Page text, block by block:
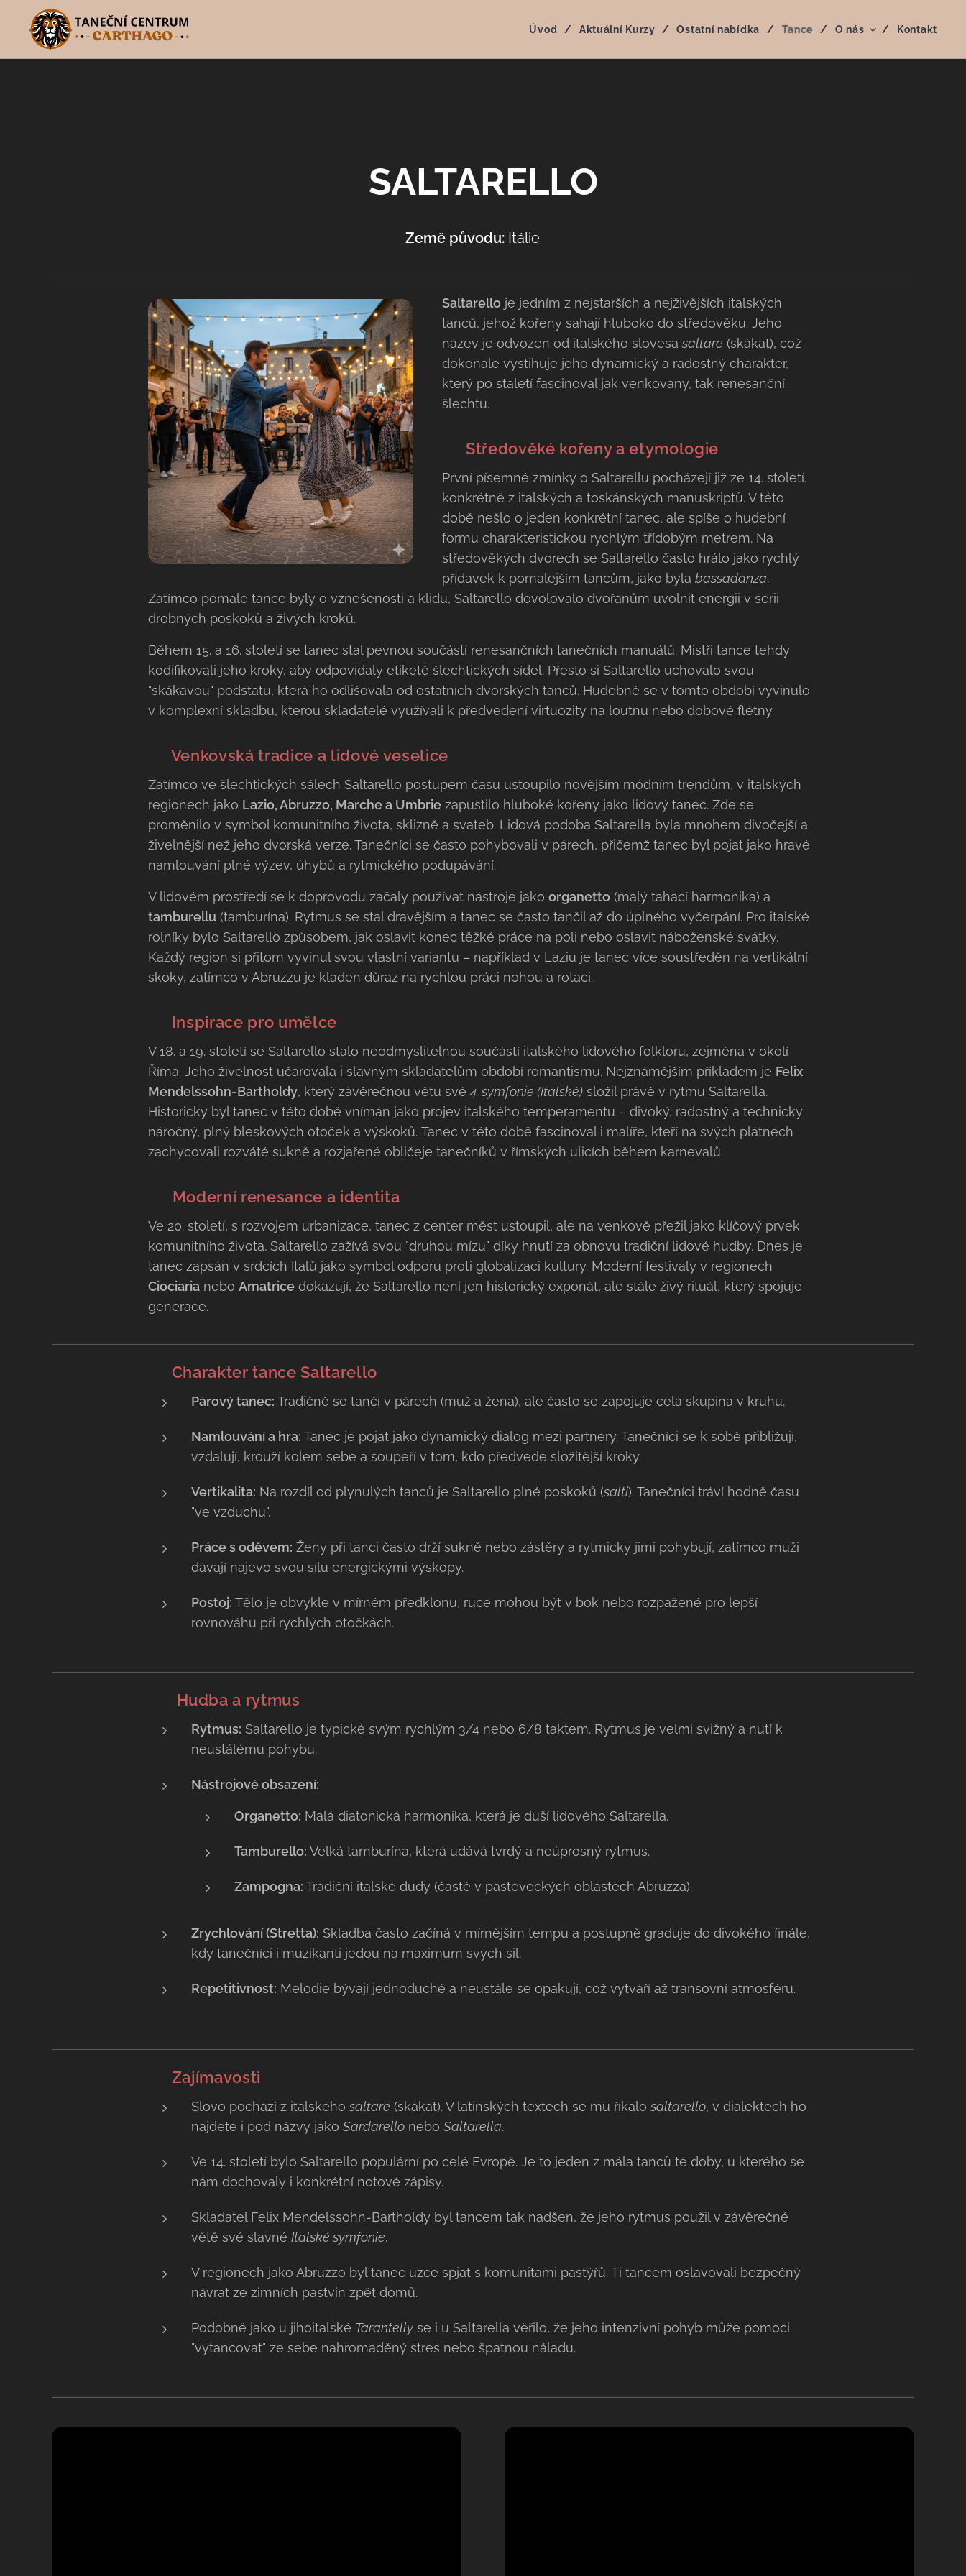
Úvod Aktuální Kurzy Ostatní nabídka Tance O nás Kontakt
SALTARELLO
Země původu:Itálie 🇮🇹
Saltarelloje jedním z nejstarších a nejživějších italských
tanců, jehož kořeny sahají hluboko do středověku. Jeho
název je odvozen od italského slovesa saltare (skákat), což
dokonale vystihuje jeho dynamický a radostný charakter,
který po staletí fascinoval jak venkovany, tak renesanční
šlechtu.
🇮🇹Středověké kořeny a etymologie
První písemné zmínky o Saltarellu pocházejí již ze 14. století,
konkrétně z italských a toskánských manuskriptů. V této
době nešlo o jeden konkrétní tanec, ale spíše o hudební
formu charakteristickou rychlým třídobým metrem. Na
středověkých dvorech se Saltarello často hrálo jako rychlý
přídavek k pomalejším tancům, jako byla bassadanza.
Zatímco pomalé tance byly o vznešenosti a klidu, Saltarello dovolovalo dvořanům uvolnit energii v sérii
drobných poskoků a živých kroků.
Během 15. a 16. století se tanec stal pevnou součástí renesančních tanečních manuálů. Mistři tance tehdy
kodifikovali jeho kroky, aby odpovídaly etiketě šlechtických sídel. Přesto si Saltarello uchovalo svou
"skákavou" podstatu, která ho odlišovala od ostatních dvorských tanců. Hudebně se v tomto období vyvinulo
v komplexní skladbu, kterou skladatelé využívali k předvedení virtuozity na loutnu nebo dobové flétny.
🌾 Venkovská tradice a lidové veselice
Zatímco ve šlechtických sálech Saltarello postupem času ustoupilo novějším módním trendům, v italských
regionech jako Lazio, Abruzzo, Marche a Umbriezapustilo hluboké kořeny jako lidový tanec. Zde se
proměnilo v symbol komunitního života, sklizně a svateb. Lidová podoba Saltarella byla mnohem divočejší a
živelnější než jeho dvorská verze. Tanečníci se často pohybovali v párech, přičemž tanec byl pojat jako hravé
namlouvání plné výzev, úhybů a rytmického podupávání.
V lidovém prostředí se k doprovodu začaly používat nástroje jako organetto(malý tahací harmonika) a
tamburellu (tamburína). Rytmus se stal dravějším a tanec se často tančil až do úplného vyčerpání. Pro italské
rolníky bylo Saltarello způsobem, jak oslavit konec těžké práce na poli nebo oslavit náboženské svátky.
Každý region si přitom vyvinul svou vlastní variantu – například v Laziu je tanec více soustředěn na vertikální
skoky, zatímco v Abruzzu je kladen důraz na rychlou práci nohou a rotaci.
🎨 Inspirace pro umělce
V 18. a 19. století se Saltarello stalo neodmyslitelnou součástí italského lidového folkloru, zejména v okolí
Říma. Jeho živelnost učarovala i slavným skladatelům období romantismu. Nejznámějším příkladem je Felix
Mendelssohn-Bartholdy, který závěrečnou větu své4. symfonie (Italské)složil právě v rytmu Saltarella.
Historicky byl tanec v této době vnímán jako projev italského temperamentu – divoký, radostný a technicky
náročný, plný bleskových otoček a výskoků. Tanec v této době fascinoval i malíře, kteří na svých plátnech
zachycovali rozváté sukně a rozjařené obličeje tanečníků v římských ulicích během karnevalů.
Moderní renesance a identita
Ve 20. století, s rozvojem urbanizace, tanec z center měst ustoupil, ale na venkově přežil jako klíčový prvek
komunitního života. Saltarello zažívá svou "druhou mízu" díky hnutí za obnovu tradiční lidové hudby. Dnes je
tanec zapsán v srdcích Italů jako symbol odporu proti globalizaci kultury. Moderní festivaly v regionech
Ciociarianebo Amatricedokazují, že Saltarello není jen historický exponát, ale stále živý rituál, který spojuje
generace.
💃 Charakter tance Saltarello
Párový tanec: Tradičně se tančí v párech (muž a žena), ale často se zapojuje celá skupina v kruhu.
Namlouvání a hra: Tanec je pojat jako dynamický dialog mezi partnery. Tanečníci se k sobě přibližují,
vzdalují, krouží kolem sebe a soupeří v tom, kdo předvede složitější kroky.
Vertikalita: Na rozdíl od plynulých tanců je Saltarello plné poskoků (salti). Tanečníci tráví hodně času
"ve vzduchu".
Práce s oděvem: Ženy při tanci často drží sukně nebo zástěry a rytmicky jimi pohybují, zatímco muži
dávají najevo svou sílu energickými výskopy.
Postoj: Tělo je obvykle v mírném předklonu, ruce mohou být v bok nebo rozpažené pro lepší
rovnováhu při rychlých otočkách.
Hudba a rytmus
Rytmus: Saltarello je typické svým rychlým 3/4 nebo 6/8 taktem. Rytmus je velmi svižný a nutí k
neustálému pohybu.
Nástrojové obsazení:
Organetto: Malá diatonická harmonika, která je duší lidového Saltarella.
Tamburello: Velká tamburína, která udává tvrdý a neúprosný rytmus.
Zampogna: Tradiční italské dudy (časté v pasteveckých oblastech Abruzza).
Zrychlování (Stretta): Skladba často začíná v mírnějším tempu a postupně graduje do divokého finále,
kdy tanečníci i muzikanti jedou na maximum svých sil.
Repetitivnost: Melodie bývají jednoduché a neustále se opakují, což vytváří až transovní atmosféru.
💡 Zajímavosti
Slovo pochází z italského saltare (skákat). V latinských textech se mu říkalo saltarello, v dialektech ho
najdete i pod názvy jako Sardarellonebo Saltarella.
Ve 14. století bylo Saltarello populární po celé Evropě. Je to jeden z mála tanců té doby, u kterého se
nám dochovaly i konkrétní notové zápisy.
Skladatel Felix Mendelssohn-Bartholdy byl tancem tak nadšen, že jeho rytmus použil v závěrečné
větě své slavné Italské symfonie.
V regionech jako Abruzzo byl tanec úzce spjat s komunitami pastýřů. Ti tancem oslavovali bezpečný
návrat ze zimních pastvin zpět domů.
Podobně jako u jihoitalské Tarantellyse i u Saltarella věřilo, že jeho intenzivní pohyb může pomoci
"vytancovat" ze sebe nahromaděný stres nebo špatnou náladu.